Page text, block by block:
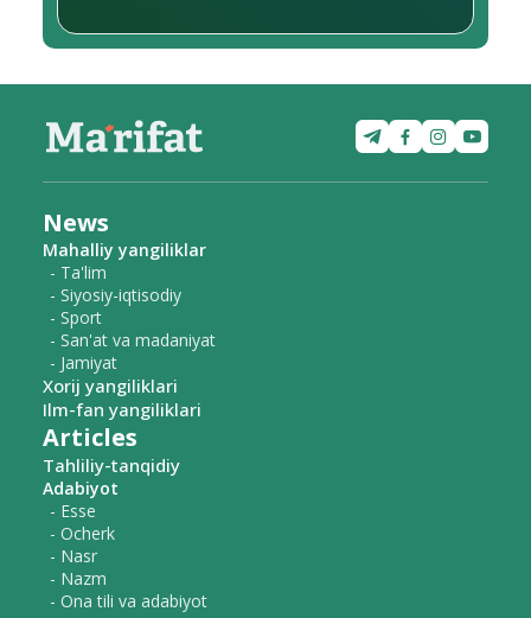
News
Mahalliy yangiliklar
- Ta'lim
- Siyosiy-iqtisodiy
- Sport
- San'at va madaniyat
- Jamiyat
Xorij yangiliklari
Ilm-fan yangiliklari
Articles
Tahliliy-tanqidiy
Adabiyot
- Esse
- Ocherk
- Nasr
- Nazm
- Ona tili va adabiyot